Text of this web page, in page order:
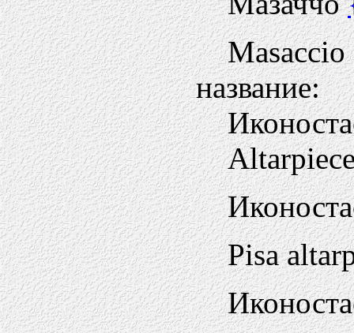
Masaccio
название:
Pisa